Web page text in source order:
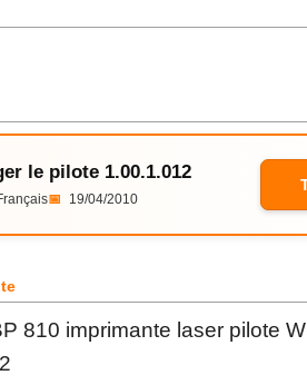
le pilote 1.00.1.012
📅 19/04/2010
810 imprimante laser pilote